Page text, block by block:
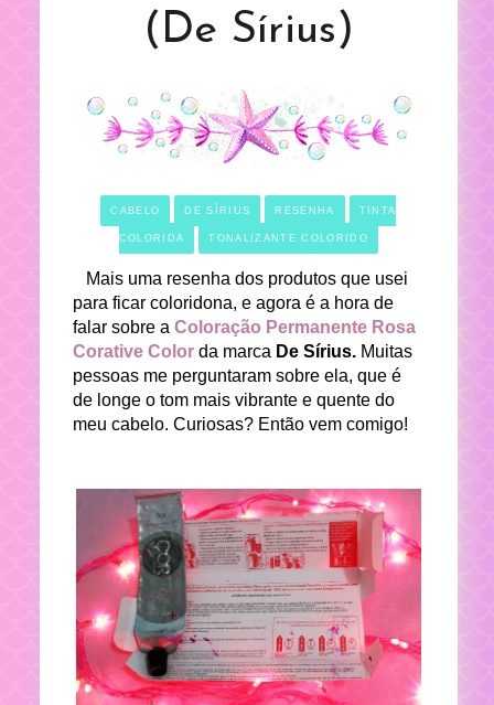
(De Sírius)
CABELO DE SÍRIUS RESENHA TINTA
COLORIDA TONALIZANTE COLORIDO
Mais uma resenha dos produtos que usei
para ficar coloridona, e agora é a hora de
falar sobre a Coloração Permanente Rosa
Corative Colorda marca De Sírius.Muitas
pessoas me perguntaram sobre ela, que é
de longe o tom mais vibrante e quente do
meu cabelo. Curiosas? Então vem comigo!